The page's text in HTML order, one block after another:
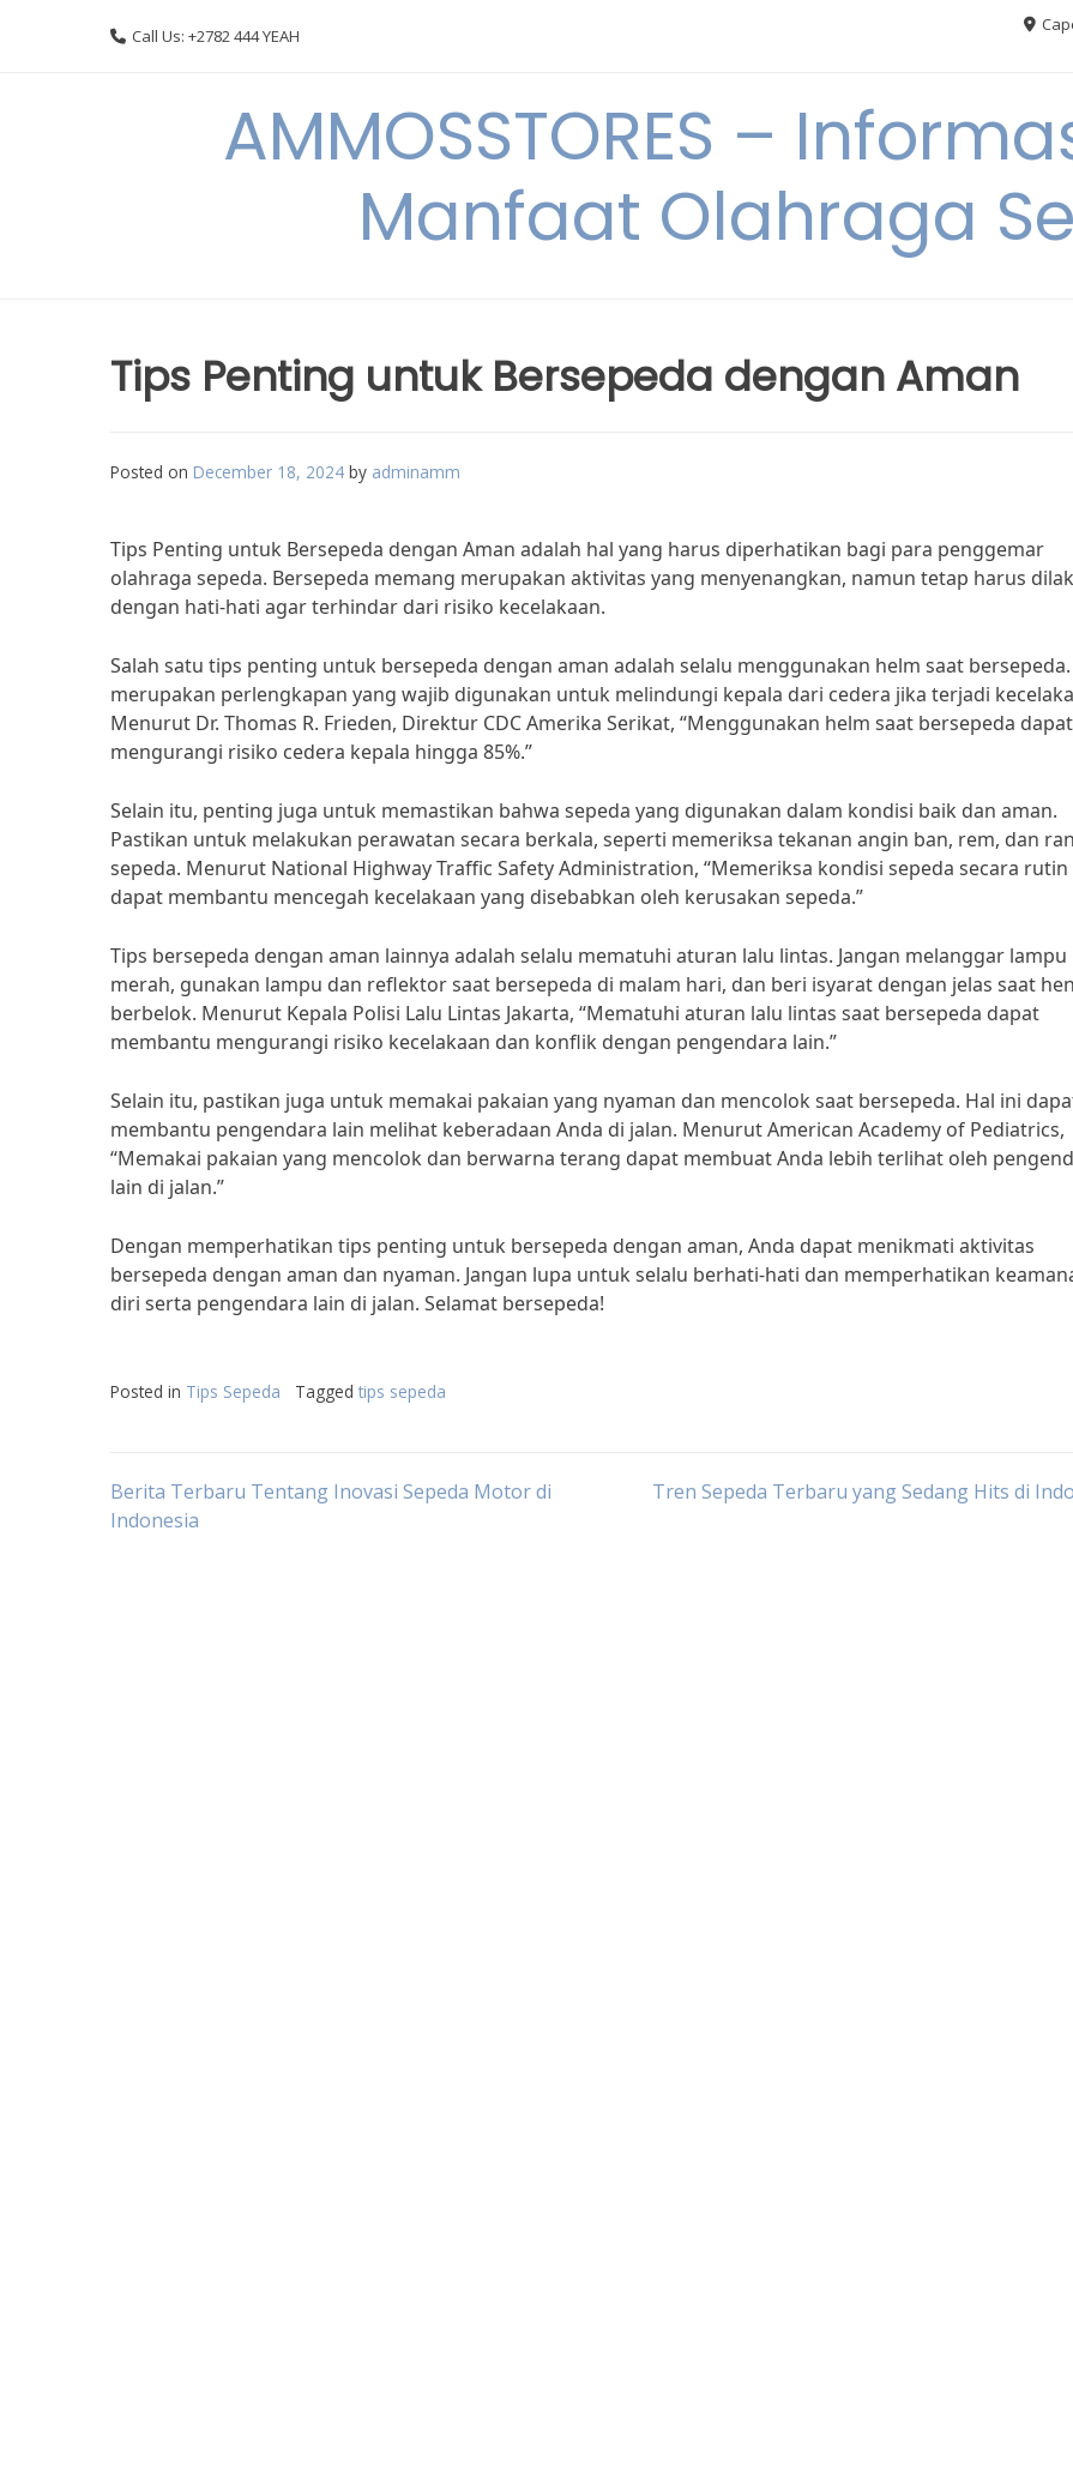
Call Us: +2782 444 YEAH
AMMOSSTORES –
Manfaat Olahraga
Tips Penting untuk Bersepeda dengan Aman
Posted on December 18, 2024 by adminamm
Tips Penting untuk Bersepeda dengan Aman adalah hal yang harus diperhatikan bagi para penggemar
olahraga sepeda. Bersepeda memang merupakan aktivitas yang menyenangkan, namun tetap harus
dengan hati-hati agar terhindar dari risiko kecelakaan.
Salah satu tips penting untuk bersepeda dengan aman adalah selalu menggunakan helm saat
merupakan perlengkapan yang wajib digunakan untuk melindungi kepala dari cedera jika terjadi
Menurut Dr. Thomas R. Frieden, Direktur CDC Amerika Serikat, “Menggunakan helm saat bersepeda dapat
mengurangi risiko cedera kepala hingga 85%.”
Selain itu, penting juga untuk memastikan bahwa sepeda yang digunakan dalam kondisi baik dan aman.
Pastikan untuk melakukan perawatan secara berkala, seperti memeriksa tekanan angin ban, rem, dan
sepeda. Menurut National Highway Traffic Safety Administration, “Memeriksa kondisi sepeda secara rutin
dapat membantu mencegah kecelakaan yang disebabkan oleh kerusakan sepeda.”
Tips bersepeda dengan aman lainnya adalah selalu mematuhi aturan lalu lintas. Jangan melanggar lampu
merah, gunakan lampu dan reflektor saat bersepeda di malam hari, dan beri isyarat dengan jelas saat
berbelok. Menurut Kepala Polisi Lalu Lintas Jakarta, “Mematuhi aturan lalu lintas saat bersepeda dapat
membantu mengurangi risiko kecelakaan dan konflik dengan pengendara lain.”
Selain itu, pastikan juga untuk memakai pakaian yang nyaman dan mencolok saat bersepeda. Hal ini
membantu pengendara lain melihat keberadaan Anda di jalan. Menurut American Academy of Pediatrics,
“Memakai pakaian yang mencolok dan berwarna terang dapat membuat Anda lebih terlihat oleh
lain di jalan.”
Dengan memperhatikan tips penting untuk bersepeda dengan aman, Anda dapat menikmati aktivitas
bersepeda dengan aman dan nyaman. Jangan lupa untuk selalu berhati-hati dan memperhatikan
diri serta pengendara lain di jalan. Selamat bersepeda!
Posted in Tips Sepeda Tagged tips sepeda
Post
Berita Terbaru Tentang Inovasi Sepeda Motor di
Indonesia
Tren Sepeda Terbaru yang Sedang Hits di